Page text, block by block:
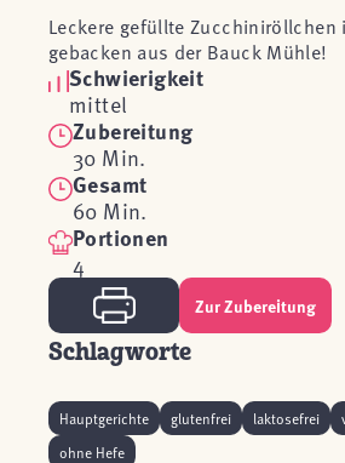
Leckere gefüllte Zucchiniröllchen
gebacken aus der Bauck Mühle!
Schwierigkeit
mittel
Zubereitung
30 Min.
Gesamt
60 Min.
Portionen
4
Zur Zubereitung
Schlagworte
Hauptgerichte glutenfrei laktosefrei
ohne Hefe